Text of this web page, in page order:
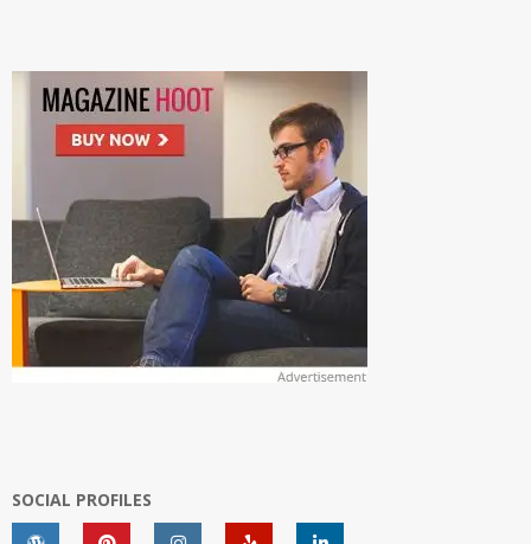
SOCIAL PROFILES